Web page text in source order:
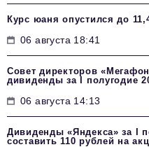
Курс юаня опустился до
06 августа 18:41
Совет директоров
дивиденды за I полугодие
06 августа 14:13
Дивиденды «Яндекса» за I
составить 110 рублей на